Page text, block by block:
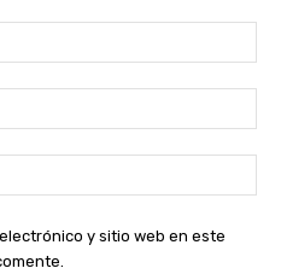
y sitio web en este